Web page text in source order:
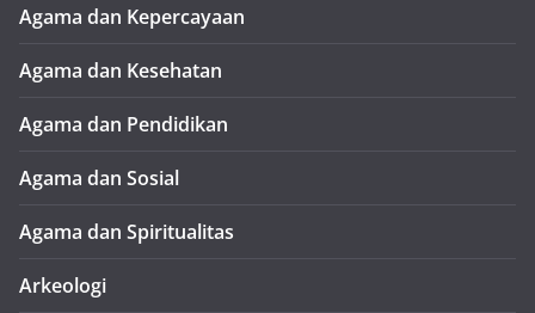
Agama dan Kepercayaan
Agama dan Kesehatan
Agama dan Pendidikan
Agama dan Sosial
Agama dan Spiritualitas
Arkeologi